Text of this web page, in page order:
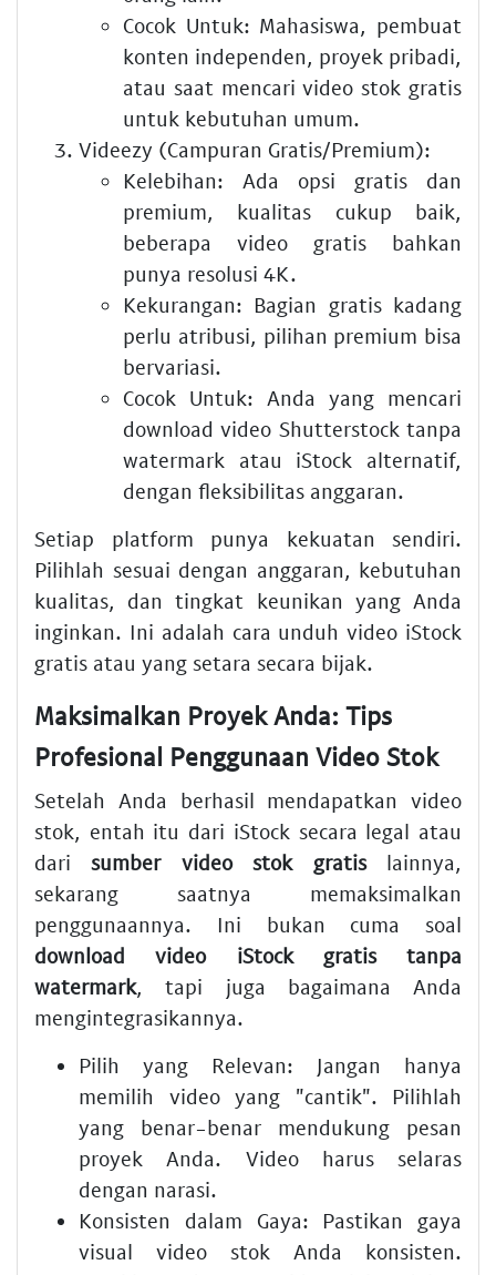
Cocok Untuk: Mahasiswa, pembuat
konten independen, proyek pribadi,
atau saat mencari video stok gratis
untuk kebutuhan umum.
Videezy (Campuran Gratis/Premium):
Kelebihan: Ada opsi gratis dan
premium, kualitas cukup baik,
beberapa video gratis bahkan
punya resolusi 4K.
Kekurangan: Bagian gratis kadang
perlu atribusi, pilihan premium bisa
bervariasi.
Cocok Untuk: Anda yang mencari
download video Shutterstock tanpa
watermark atau iStock alternatif,
dengan fleksibilitas anggaran.
Setiap platform punya kekuatan sendiri.
Pilihlah sesuai dengan anggaran, kebutuhan
kualitas, dan tingkat keunikan yang Anda
inginkan. Ini adalah cara unduh video iStock
gratis atau yang setara secara bijak.
Maksimalkan Proyek Anda: Tips
Profesional Penggunaan Video Stok
Setelah Anda berhasil mendapatkan video
stok, entah itu dari iStock secara legal atau
darisumber video stok gratislainnya,
sekarang saatnya memaksimalkan
penggunaannya. Ini bukan cuma soal
download video iStock gratis tanpa
watermark, tapi juga bagaimana Anda
mengintegrasikannya.
Pilih yang Relevan: Jangan hanya
memilih video yang "cantik". Pilihlah
yang benar-benar mendukung pesan
proyek Anda. Video harus selaras
dengan narasi.
Konsisten dalam Gaya: Pastikan gaya
visual video stok Anda konsisten.